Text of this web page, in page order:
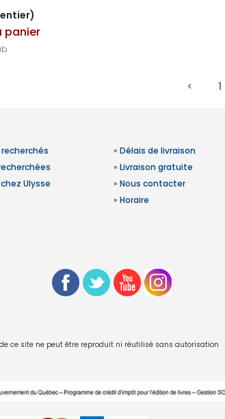
panier
1
Ulysse
» Délais de livraison
» Livraison gratuite
» Nous contacter
» Horaire
ce site ne peut être reproduit ni réutilisé sans autorisation